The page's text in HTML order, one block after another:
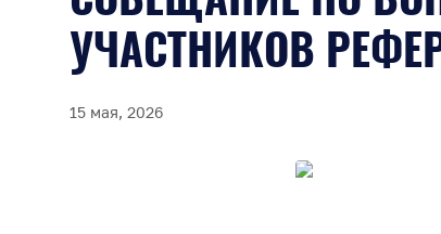
УЧАСТНИКОВ
15 мая, 2026